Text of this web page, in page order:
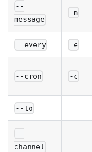
--
message
-m
--every -e
--cron -c
--to
--
channel